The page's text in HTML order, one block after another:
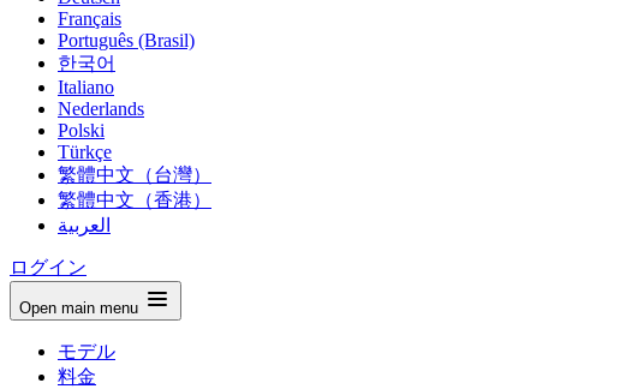
Français
Português (Brasil)
한국어
Italiano
Nederlands
Polski
Türkçe
繁體中文（台灣）
繁體中文（香港）
العربية
ログイン
Open main menu
モデル
料金